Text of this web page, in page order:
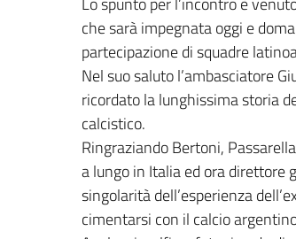
che sarà impegnata oggi e
partecipazione di squadre
Nel suo saluto l’ambasciatore
ricordato la lunghissima storia
calcistico.
Ringraziando Bertoni,
a lungo in Italia ed ora direttore
singolarità dell’esperienza
cimentarsi con il calcio